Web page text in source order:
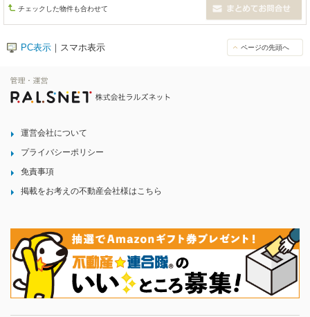
チェックした物件も合わせて
PC表示 ｜スマホ表示 ページの先頭へ
運営会社について
プライバシーポリシー
免責事項
掲載をお考えの不動産会社様はこちら